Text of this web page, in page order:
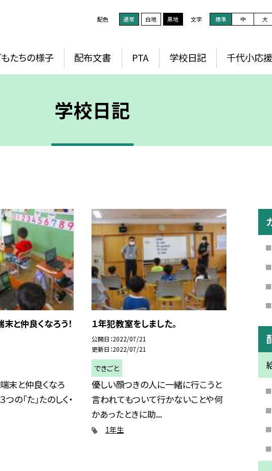
配色 通常 白地 黒地 文字 標準 中 大
たちの様子 配布文書 PTA 学校日記 千代小応
学校日記
と仲良くなろう！
末と仲良くなろ
つの「た」たのしく・
１年犯教室をしました。
公開日 2022/07/21
更新日 2022/07/21
できごと
優しい顔つきの人に一緒に行こうと
言われてもついて行かないことや何
かあったときに助...
1年生